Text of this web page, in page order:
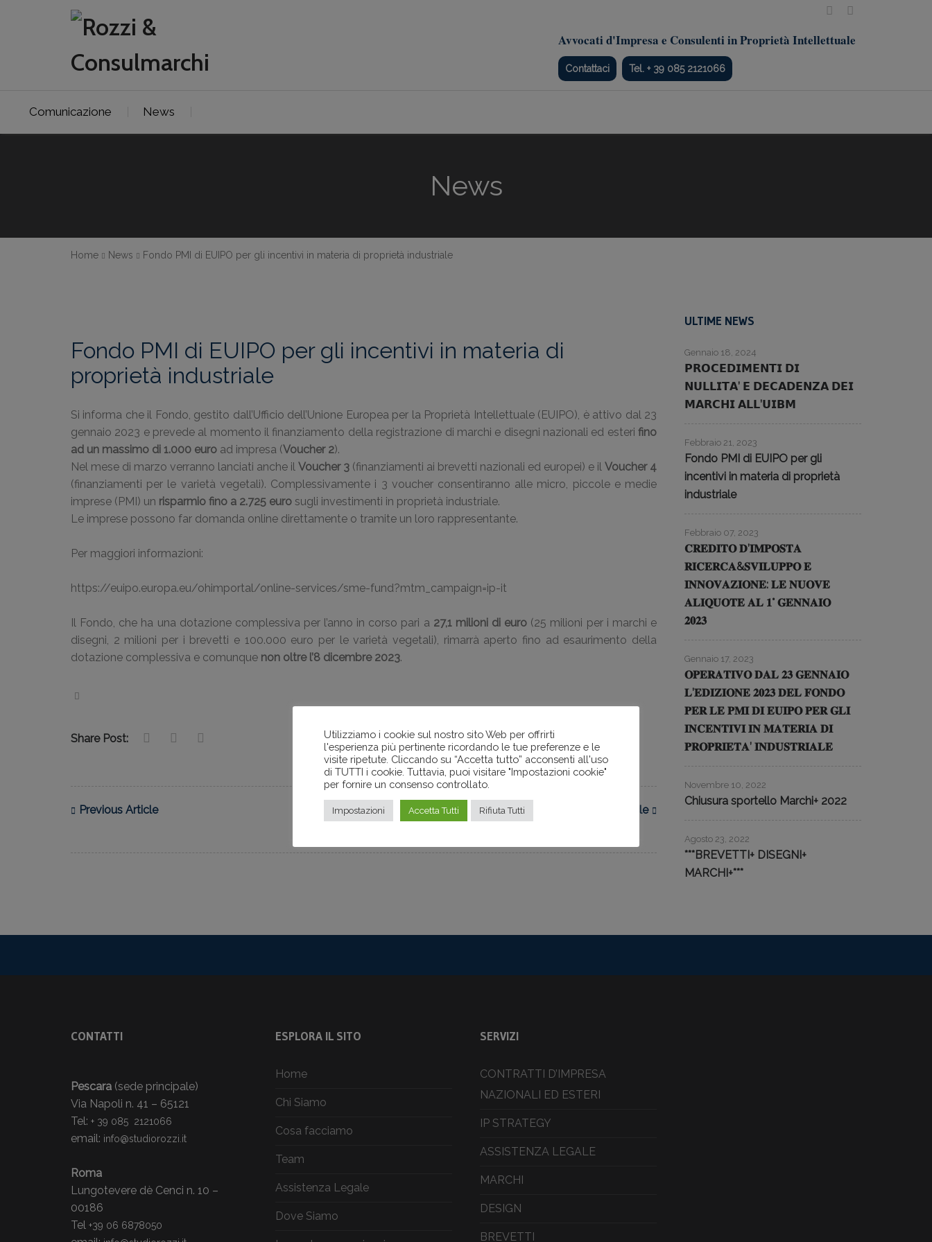
Avvocati d'Impresa e Consulenti in Proprietà Intellettuale
Contattaci Tel. + 39 085 2121066
Comunicazione News
News
Home News Fondo PMI di EUIPO per gli incentivi in materia di proprietà industriale
Fondo PMI di EUIPO per gli incentivi in materia di
proprietà industriale
Si informa che il Fondo, gestito dall’Ufficio dell’Unione Europea per la Proprietà Intellettuale (EUIPO), è attivo dal 23
gennaio 2023 e prevede al momento il finanziamento della registrazione di marchi e disegni nazionali ed esteri fino
ad un massimo di 1.000 euro ad impresa (Voucher 2).
Nel mese di marzo verranno lanciati anche il Voucher 3 (finanziamenti ai brevetti nazionali ed europei) e il Voucher 4
(finanziamenti per le varietà vegetali). Complessivamente i 3 voucher consentiranno alle micro, piccole e medie
imprese (PMI) un risparmio fino a 2.725 euro sugli investimenti in proprietà industriale.
Le imprese possono far domanda online direttamente o tramite un loro rappresentante.
Per maggiori informazioni:
https://euipo.europa.eu/ohimportal/online-services/sme-fund?mtm_campaign=ip-it
Il Fondo, che ha una dotazione complessiva per l’anno in corso pari a 27,1 milioni di euro (25 milioni per i marchi e
disegni, 2 milioni per i brevetti e 100.000 euro per le varietà vegetali), rimarrà aperto fino ad esaurimento della
dotazione complessiva e comunque non oltre l’8 dicembre 2023.
Share Post:
Previous Article Next Article
ULTIME NEWS
Gennaio 18, 2024
𝗣𝗥𝗢𝗖𝗘𝗗𝗜𝗠𝗘𝗡𝗧𝗜 𝗗𝗜
𝗡𝗨𝗟𝗟𝗜𝗧𝗔’ 𝗘 𝗗𝗘𝗖𝗔𝗗𝗘𝗡𝗭𝗔 𝗗𝗘𝗜
𝗠𝗔𝗥𝗖𝗛𝗜 𝗔𝗟𝗟’𝗨𝗜𝗕𝗠
Febbraio 21, 2023
Fondo PMI di EUIPO per gli
incentivi in materia di proprietà
industriale
Febbraio 07, 2023
𝐂𝐑𝐄𝐃𝐈𝐓𝐎 𝐃’𝐈𝐌𝐏𝐎𝐒𝐓𝐀
𝐑𝐈𝐂𝐄𝐑𝐂𝐀&𝐒𝐕𝐈𝐋𝐔𝐏𝐏𝐎 𝐄
𝐈𝐍𝐍𝐎𝐕𝐀𝐙𝐈𝐎𝐍𝐄: 𝐋𝐄 𝐍𝐔𝐎𝐕𝐄
𝐀𝐋𝐈𝐐𝐔𝐎𝐓𝐄 𝐀𝐋 𝟏° 𝐆𝐄𝐍𝐍𝐀𝐈𝐎
𝟐𝟎𝟐𝟑
Gennaio 17, 2023
𝐎𝐏𝐄𝐑𝐀𝐓𝐈𝐕𝐎 𝐃𝐀𝐋 𝟐𝟑 𝐆𝐄𝐍𝐍𝐀𝐈𝐎
𝐋’𝐄𝐃𝐈𝐙𝐈𝐎𝐍𝐄 𝟐𝟎𝟐𝟑 𝐃𝐄𝐋 𝐅𝐎𝐍𝐃𝐎
𝐏𝐄𝐑 𝐋𝐄 𝐏𝐌𝐈 𝐃𝐈 𝐄𝐔𝐈𝐏𝐎 𝐏𝐄𝐑 𝐆𝐋𝐈
𝐈𝐍𝐂𝐄𝐍𝐓𝐈𝐕𝐈 𝐈𝐍 𝐌𝐀𝐓𝐄𝐑𝐈𝐀 𝐃𝐈
𝐏𝐑𝐎𝐏𝐑𝐈𝐄𝐓𝐀’ 𝐈𝐍𝐃𝐔𝐒𝐓𝐑𝐈𝐀𝐋𝐄
Novembre 10, 2022
Chiusura sportello Marchi+ 2022
Agosto 23, 2022
***BREVETTI+ DISEGNI+
MARCHI+***
CONTATTI
Pescara (sede principale)
Via Napoli n. 41 – 65121
Tel: + 39 085 2121066
email: info@studiorozzi.it
Roma
Lungotevere dè Cenci n. 10 –
00186
Tel +39 06 6878050
ESPLORA IL SITO
Home
Chi Siamo
Cosa facciamo
Team
Assistenza Legale
Dove Siamo
SERVIZI
CONTRATTI D’IMPRESA
NAZIONALI ED ESTERI
IP STRATEGY
ASSISTENZA LEGALE
MARCHI
DESIGN
BREVETTI
Utilizziamo i cookie sul nostro sito Web per offrirti
l'esperienza più pertinente ricordando le tue preferenze e le
visite ripetute. Cliccando su “Accetta tutto” acconsenti all'uso
di TUTTI i cookie. Tuttavia, puoi visitare "Impostazioni cookie"
per fornire un consenso controllato.
Impostazioni Accetta Tutti Rifiuta Tutti